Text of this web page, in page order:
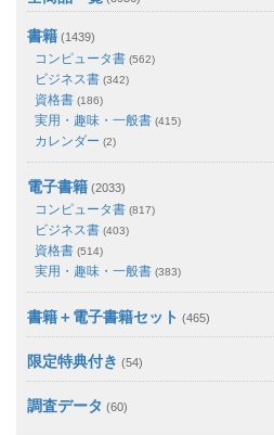
書籍 (1439)
コンピュータ書 (562)
ビジネス書 (342)
資格書 (186)
実用・趣味・一般書 (415)
カレンダー (2)
電子書籍 (2033)
コンピュータ書 (817)
ビジネス書 (403)
資格書 (514)
実用・趣味・一般書 (383)
書籍＋電子書籍セット (465)
限定特典付き (54)
調査データ (60)